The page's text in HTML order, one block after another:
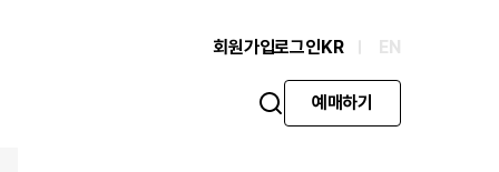
회원가입로그인KR EN
예매하기